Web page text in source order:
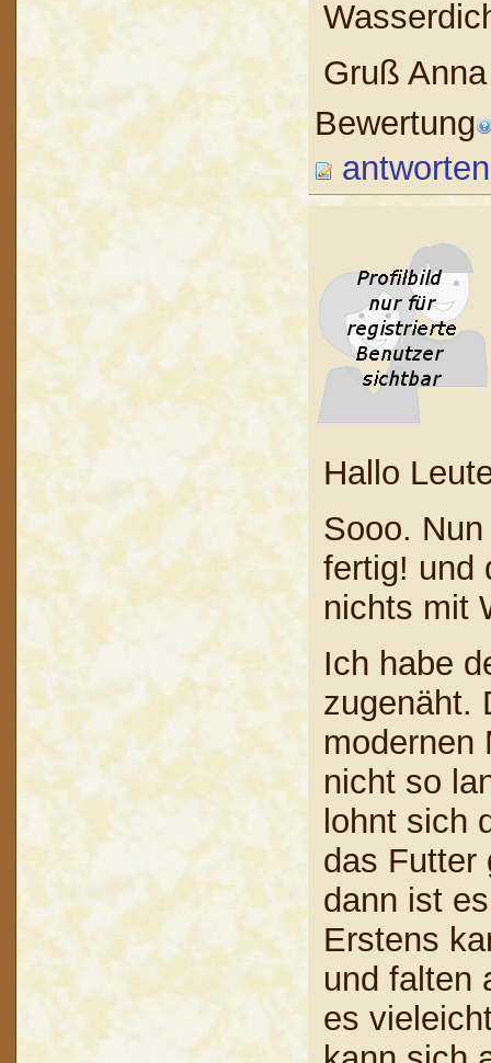
Gruß Anna
Bewertung
antworten
Hallo
Sooo.
fertig! und
nichts mit
Ich habe
zugenäht.
modernen
nicht so
lohnt sich
das Futter
dann ist
Erstens
und falten
es